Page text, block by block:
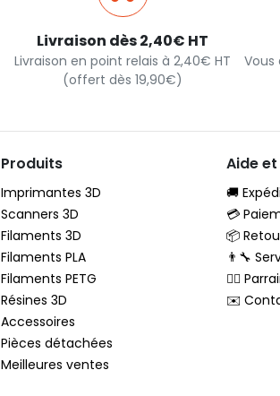
Livraison dès 2,40€ HT
Livraison en point relais à 2,40€ HT
(offert dès 19,90€)
Vous
Produits
Imprimantes 3D
Scanners 3D
Filaments 3D
Filaments PLA
Filaments PETG
Résines 3D
Accessoires
Pièces détachées
Meilleures ventes
Aide
🚚
💳
📦
👨‍🔧
🦸‍♂️
✉️